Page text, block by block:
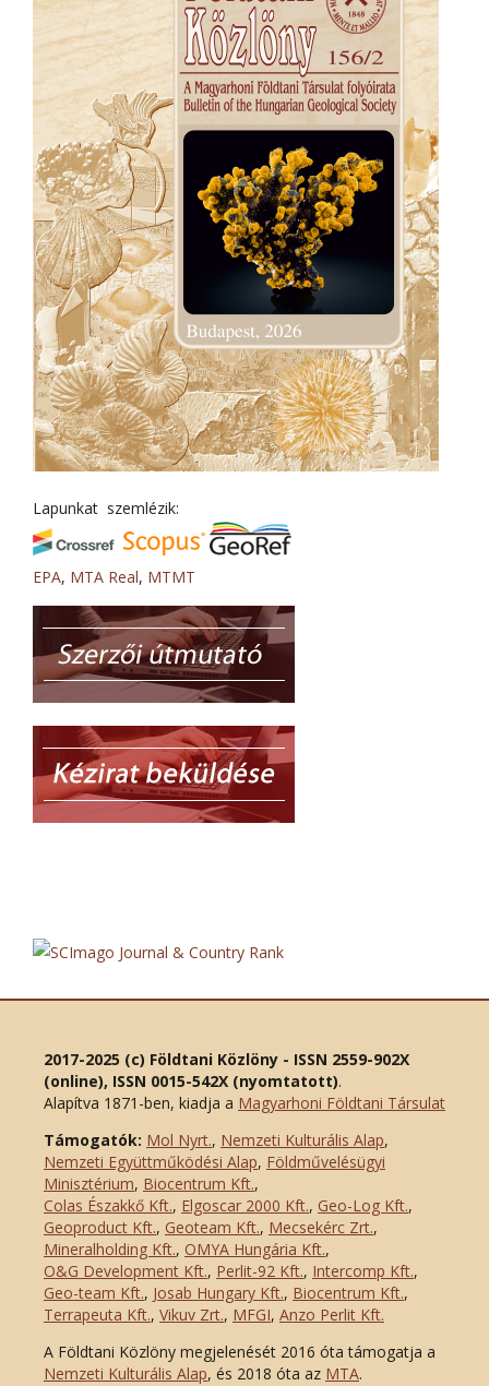
Lapunkat szemlézik:
EPA, MTA Real, MTMT
2017-2025 (c) Földtani Közlöny - ISSN 2559-902X
(online), ISSN 0015-542X (nyomtatott).
Alapítva 1871-ben, kiadja a Magyarhoni Földtani Társulat
Támogatók: Mol Nyrt., Nemzeti Kulturális Alap,
Nemzeti Együttműködési Alap, Földművelésügyi
Minisztérium, Biocentrum Kft.,
Colas Északkő Kft., Elgoscar 2000 Kft., Geo-Log Kft.,
Geoproduct Kft., Geoteam Kft., Mecsekérc Zrt.,
Mineralholding Kft., OMYA Hungária Kft.,
O&G Development Kft., Perlit-92 Kft., Intercomp Kft.,
Geo-team Kft., Josab Hungary Kft., Biocentrum Kft.,
Terrapeuta Kft., Vikuv Zrt., MFGI, Anzo Perlit Kft.
A Földtani Közlöny megjelenését 2016 óta támogatja a
Nemzeti Kulturális Alap, és 2018 óta az MTA.